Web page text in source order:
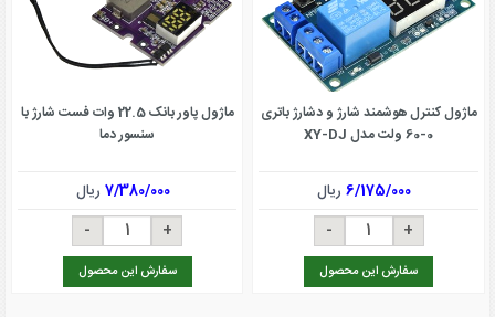
ماژول کنترل هوشمند شارژ و دشارژ باتری
0-60 ولت مدل XY-DJ
6/175/000ریال
سفارش این محصول
ماژول پاور بانک 22.5 وات فست شارژ با
سنسور دما
7/380/000 ریال
سفارش این محصول